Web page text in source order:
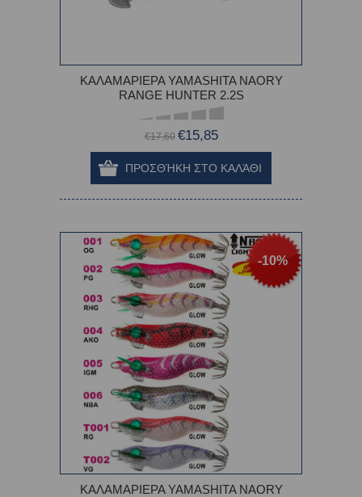
ΚΑΛΑΜΑΡΙΕΡΑ YAMASHITA NAORY
RANGE HUNTER 2.2S
€17,60 €15,85
-10%
ΚΑΛΑΜΑΡΙΕΡΑ YAMASHITA NAORY